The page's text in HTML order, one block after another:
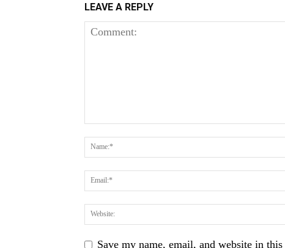
LEAVE A REPLY
Save my name, email, and website in